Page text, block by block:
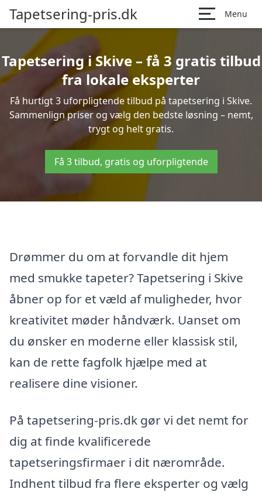
Tapetsering-pris.dk Menu
Tapetsering i Skive – få 3 gratis tilbud
fra lokale eksperter
Få hurtigt 3 uforpligtende tilbud på tapetsering i Skive.
Sammenlign priser og vælg den bedste løsning – nemt,
trygt og helt gratis.
Få 3 tilbud, gratis og uforpligtende
Drømmer du om at forvandle dit hjem
med smukke tapeter? Tapetsering i Skive
åbner op for et væld af muligheder, hvor
kreativitet møder håndværk. Uanset om
du ønsker en moderne eller klassisk stil,
kan de rette fagfolk hjælpe med at
realisere dine visioner.
På tapetsering-pris.dk gør vi det nemt for
dig at finde kvalificerede
tapetseringsfirmaer i dit nærområde.
Indhent tilbud fra flere eksperter og vælg